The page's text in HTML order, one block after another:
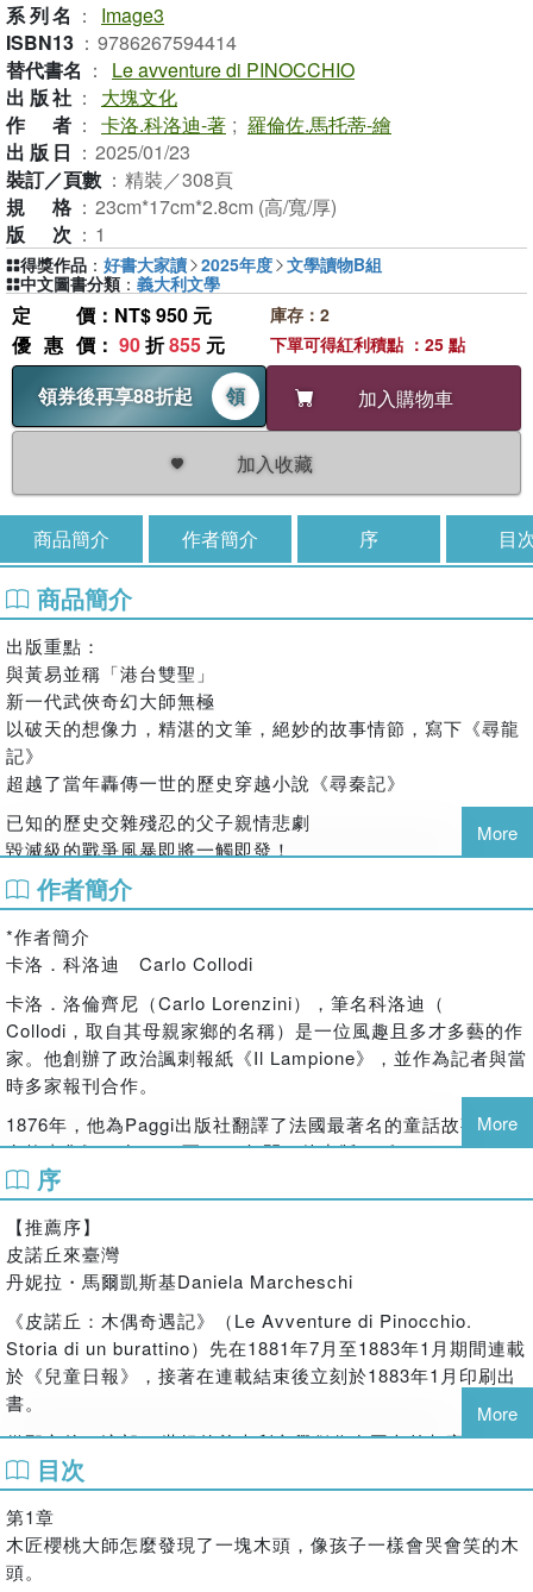
系列名 ：
Image3
ISBN13 ： 9786267594414
替代書名 ：
Le avventure di PINOCCHIO
出版社 ：
大塊文化
作者 ： 卡洛.科洛迪-著 ; 羅倫佐.馬托蒂-繪
出版日 ： 2025/01/23
裝訂／頁數 ： 精裝／308頁
規格 ： 23cm*17cm*2.8cm (高/寬/厚)
版次 ： 1
定價 ：NT$ 950 元
優惠價 ： 90折855 元
領券後再享88折起
領 加入購物車
加入收藏
庫存：2
下單可得紅利積點 ：25 點
得獎作品 ： 好書大家讀 2025年度 文學讀物B組
中文圖書分類 ： 義大利文學
商品簡介 作者簡介 序 目
商品簡介
出版重點：
與黃易並稱「港台雙聖」
新一代武俠奇幻大師無極
以破天的想像力，精湛的文筆，絕妙的故事情節，寫下《尋龍
記》
超越了當年轟傳一世的歷史穿越小說《尋秦記》
已知的歷史交雜殘忍的父子親情悲劇
毀滅級的戰爭風暴即將一觸即發！
一切都是定數！歷史的定數！
歷史判決了項羽與劉邦的命運，項思龍也無可奈何！
一切都得如史記所載般的發展，絕不能讓歷史有絲毫差錯！
這是項思龍來到這古代的使命，一個深沉又滿是哀傷的使命！
作者簡介：
無極，新一代武俠奇幻大師，與黃易並稱「港台雙聖」。自出
道以來，憑著其無人能及的跳躍式思維，獨具風格的優美文
筆，連創十數部長篇武俠奇幻精品，他綜合古、今中外各派精
記》再次風靡港台，榮登99港台春季武俠小說龍虎榜之首。其
中又以《尋龍記》一本最為膾炙人口。其筆下的異幻世界，常
常把讀者們帶進疑幻似真的奇幻江湖恩怨之中而欲罷不能，特
別是對錯亂時空的奇幻描寫，更讓人不知不覺沉醉於梟雄霸氣
縱橫，英豪傲骨撐天，俠女柔情千縷的奇幻時空之中；他以自
己對奇幻時空的獨特觀感，創造了一個武俠奇幻的熱潮。
內文簡介：
歷史終究是歷史，項思龍和父親都是這古代歷史的局外人
本就應該做一個平凡的人，而不該涉足歷史！
這場歷史的戰爭太過滑稽和殘酷了！
《尋龍記》描述項思龍得知自己身世，想盡辦法回古代尋父。
豈料，他好不容易得到父親的消息，卻發現父親正在培植西楚
霸王的崛起！而項思龍自己則意外得知劉邦乃自己的親弟弟，
為了不讓父親改變歷史，項思龍自是投入劉邦陣營，為打下漢
More
作者簡介
*作者簡介
卡洛．科洛迪 Carlo Collodi
卡洛．洛倫齊尼（Carlo Lorenzini），筆名科洛迪（
Collodi，取自其母親家鄉的名稱）是一位風趣且多才多藝的作
家。他創辦了政治諷刺報紙《Il Lampione》，並作為記者與當
時多家報刊合作。
1876年，他為Paggi出版社翻譯了法國最著名的童話故事《仙
女故事集》。在1877至1878年間，他出版了《Giannettino》
和《Minuzzolo》，這些作品使他成為奠定義大利公共教育基
礎的功臣。
自1881年起，他在《兒童報》上連載《一個木偶的故事》
（Storia di un burattino），並於1883年由Felice Paggi出版
avventure di Pinocchio），此書為義大利文學永恆的經典。
譯者簡介
郝明義
四十多年出版人。1956年生於韓國釜山市。1974年就讀臺大
商學系。1978年進入出版業，1996年創立大塊文化，其後並
創立Net and Books，以及大辣出版。
參與許多公共事務，曾發起創立台北書展基金會，於2009至
2013年擔任國策顧問，並參與反服貿及太陽花運動。
More
序
【推薦序】
皮諾丘來臺灣
丹妮拉・馬爾凱斯基Daniela Marcheschi
《皮諾丘：木偶奇遇記》（Le Avventure di Pinocchio.
Storia di un burattino）先在1881年7月至1883年1月期間連載
於《兒童日報》，接著在連載結束後立刻於1883年1月印刷出
書。
從那之後，這部19世紀的義大利文學傑作在國內外都享有無與
倫比的聲譽：被翻譯成大約兩百種語言，進行過無數次改寫，
也無數次改編為舞台劇、電影、漫畫、動畫、繪畫、插畫和雕
塑，還有許許多多歌曲和音樂劇，表列不盡。甚至，皮諾丘這
個名字（字面意思是「松子」）還拿來給1999年9月30日發現
的12927號小行星命名。因此，我們確實可以說，由卡洛．科
More
目次
第1章
木匠櫻桃大師怎麼發現了一塊木頭，像孩子一樣會哭會笑的木
頭。